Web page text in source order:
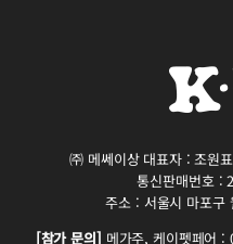
㈜ 메쎄이상 대표자 : 조원
통신판매번호 :
주소 : 서울시 마포구
[참가 문의] 메가주, 케이펫페어